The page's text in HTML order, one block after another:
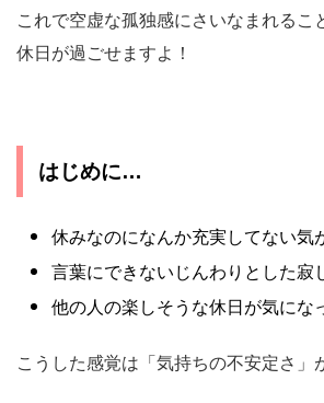
これで空虚な孤独感にさいなまれるこ
休日が過ごせますよ！
はじめに…
休みなのになんか充実してない気
言葉にできないじんわりとした寂
他の人の楽しそうな休日が気にな
こうした感覚は「気持ちの不安定さ」